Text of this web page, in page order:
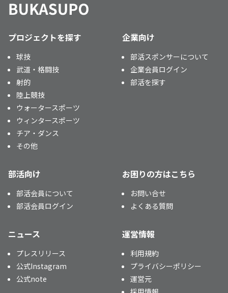
プロジェクトを探す
球技
武道・格闘技
射的
陸上競技
ウォータースポーツ
ウィンタースポーツ
チア・ダンス
その他
企業向け
部活スポンサーについて
企業会員ログイン
部活を探す
部活向け
部活会員について
部活会員ログイン
お困りの方はこちら
お問い合せ
よくある質問
ニュース
プレスリリース
公式Instagram
公式note
運営情報
利用規約
プライバシーポリシー
運営元